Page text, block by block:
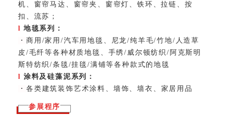
机、窗帘马达、窗帘夹、窗帘灯、铁环、拉链、按
扣、流苏；
l 地毯系列：
· 商用/家用/汽车用地毯、尼龙/纯羊毛/竹地/人造草
皮/毛纤等各种材质地毯、手绣/威尔顿纺织/阿克斯明
斯特纺织/条毯/挂毯/满铺等各种款式的地毯
l 涂料及硅藻泥系列：
· 各类建筑装饰艺术涂料、墙饰、墙衣、家居用品
参展程序